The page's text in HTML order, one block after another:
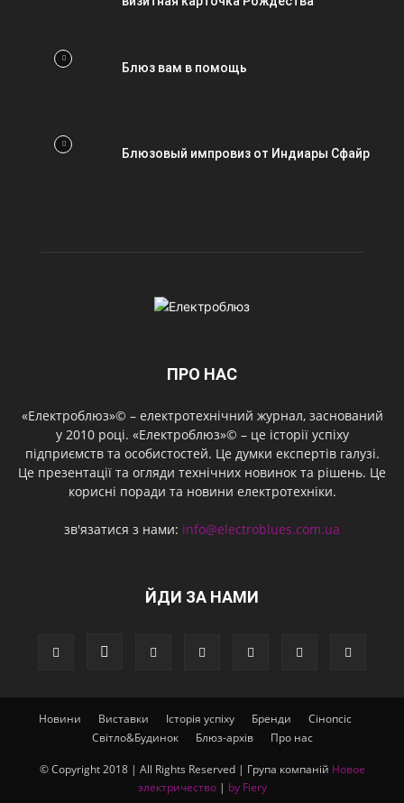
Блюз вам в помощь
Блюзовый импровиз от Индиары Сфайр
ПРО НАС
«Електроблюз»© – електротехнічний журнал, заснований
у 2010 році. «Електроблюз»© – це історії успіху
підприємств та особистостей. Це думки експертів галузі.
Це презентації та огляди технічних новинок та рішень. Це
корисні поради та новини електротехніки.
зв'язатися з нами: info@electroblues.com.ua
ЙДИ ЗА НАМИ
Новини Виставки Історія успіху Бренди
Сінопсіс
Світло&Будинок
Блюз-архів Про нас
© Copyright 2018 | All Rights Reserved | Група компаній Новое
электричество| by Fiery